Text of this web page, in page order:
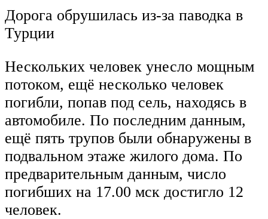
Дорога обрушилась из-за паводка в
Турции
Нескольких человек унесло мощным
потоком, ещё несколько человек
погибли, попав под сель, находясь в
автомобиле. По последним данным,
ещё пять трупов были обнаружены в
подвальном этаже жилого дома. По
предварительным данным, число
погибших на 17.00 мск достигло 12
человек.